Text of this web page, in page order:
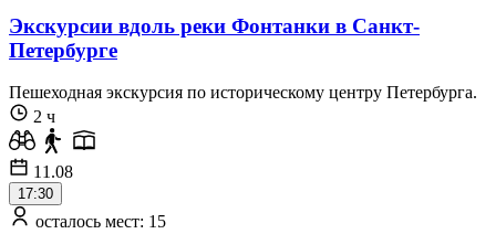
Экскурсии вдоль реки Фонтанки в Санкт-
Петербурге
Пешеходная экскурсия по историческому центру Петербурга.
2 ч
11.08
17:30
осталось мест: 15